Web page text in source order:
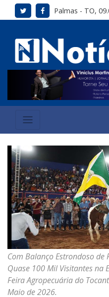
Palmas - TO,
Com Balanço Estrondoso de
Quase 100 Mil Visitantes na
Feira Agropecuária do
Maio de 2026.